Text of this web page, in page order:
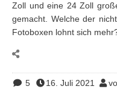
Zoll und eine 24 Zoll
gemacht. Welche der
Fotoboxen lohnt sich
5 16. Juli 2021